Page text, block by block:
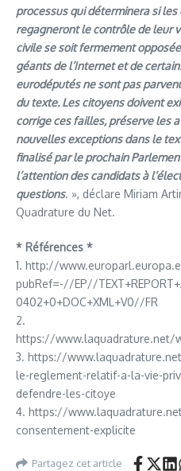
processus qui déterminera si
regagneront le contrôle de leur
civile se soit fermement
géants de l’Internet et de
eurodéputés ne sont pas
du texte. Les citoyens doivent
corrige ces failles, préserve les
nouvelles exceptions dans le
finalisé par le prochain
l’attention des candidats à
questions. », déclare Miriam
Quadrature du Net.
* Références *
1. http://
pubRef=-//EP//
0402+0+DOC+XML+V0//FR
2.
https://www.laquadrature.net/
3. https://
le-reglement-relatif-a-la-vie-
defendre-les-citoye
4. https://
consentement-explicite
Partagez cet article